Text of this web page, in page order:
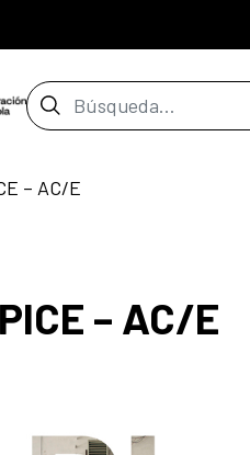
Barra de búsqueda
– AC/E
– AC/E